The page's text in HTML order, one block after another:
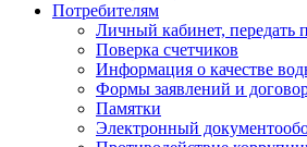
Потребителям
Личный кабинет, передать
Поверка счетчиков
Информация о качестве
Формы заявлений и
Памятки
Электронный